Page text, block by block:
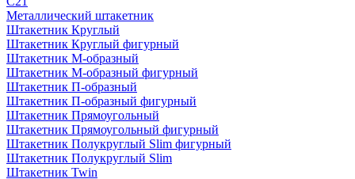
Металлический штакетник
Штакетник Круглый
Штакетник Круглый фигурный
Штакетник М-образный
Штакетник М-образный фигурный
Штакетник П-образный
Штакетник П-образный фигурный
Штакетник Прямоугольный
Штакетник Прямоугольный фигурный
Штакетник Полукруглый Slim фигурный
Штакетник Полукруглый Slim
Штакетник Twin